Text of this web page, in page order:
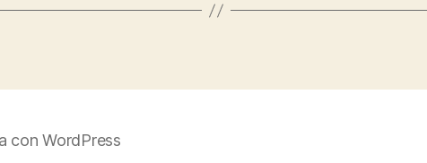
con WordPress